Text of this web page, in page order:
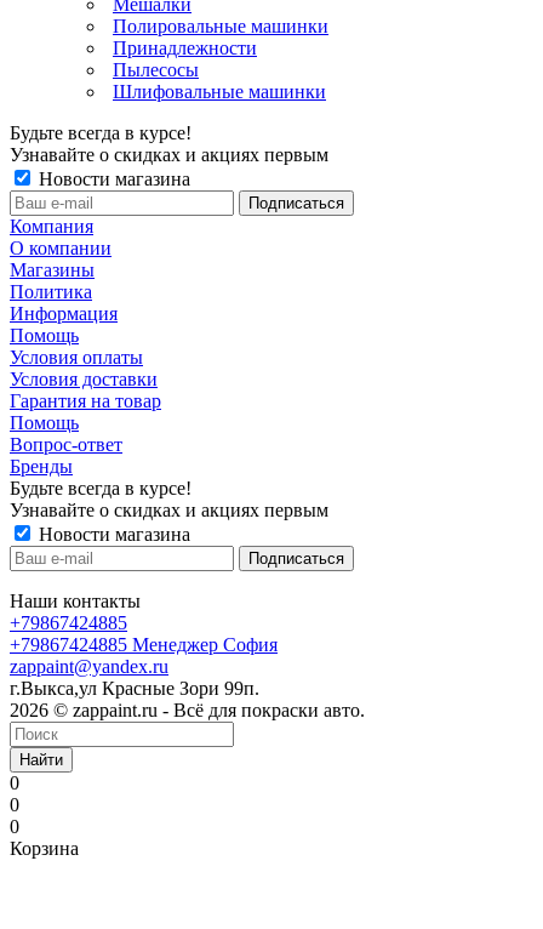
Мешалки
Полировальные машинки
Принадлежности
Пылесосы
Шлифовальные машинки
Будьте всегда в курсе!
Узнавайте о скидках и акциях первым
Новости магазина
Компания
О компании
Магазины
Политика
Информация
Помощь
Условия оплаты
Условия доставки
Гарантия на товар
Помощь
Вопрос-ответ
Бренды
Будьте всегда в курсе!
Узнавайте о скидках и акциях первым
Новости магазина
Наши контакты
+79867424885
+79867424885 Менеджер София
zappaint@yandex.ru
г.Выкса,ул Красные Зори 99п.
2026 © zappaint.ru - Всё для покраски авто.
Найти
0
0
0
Корзина